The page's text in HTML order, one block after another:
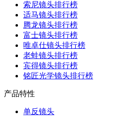
索尼镜头排行榜
适马镜头排行榜
腾龙镜头排行榜
富士镜头排行榜
唯卓仕镜头排行榜
老蛙镜头排行榜
宾得镜头排行榜
铭匠光学镜头排行榜
产品特性
单反镜头